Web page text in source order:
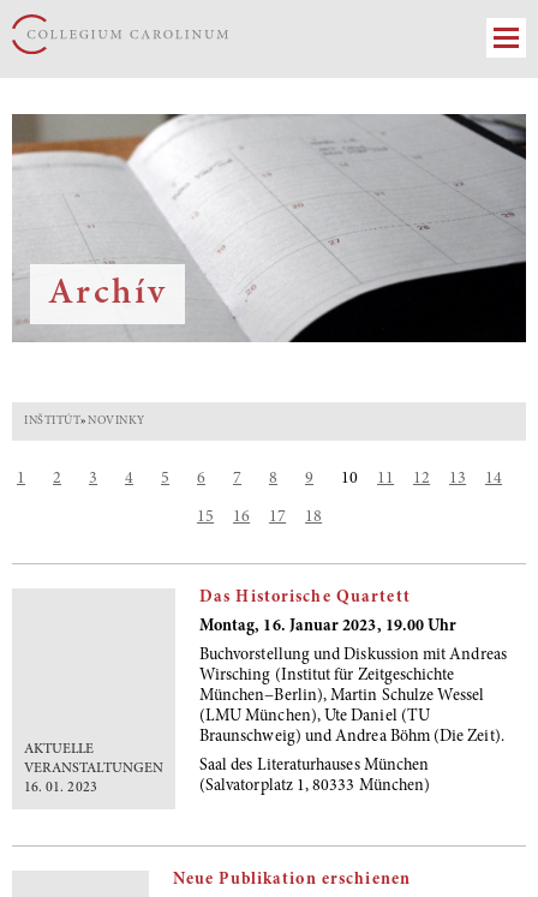
Archív
INŠTITÚT» NOVINKY
1 2 3 4 5 6 7 8 9 10 11 12 13 14
15 16 17 18
AKTUELLE
VERANSTALTUNGEN
16. 01. 2023
Das Historische Quartett
Montag, 16. Januar 2023, 19.00 Uhr
Buchvorstellung und Diskussion mit Andreas
Wirsching (Institut für Zeitgeschichte
München−Berlin), Martin Schulze Wessel
(LMU München), Ute Daniel (TU
Braunschweig) und Andrea Böhm (Die Zeit).
Saal des Literaturhauses München
(Salvatorplatz 1, 80333 München)
Neue Publikation erschienen